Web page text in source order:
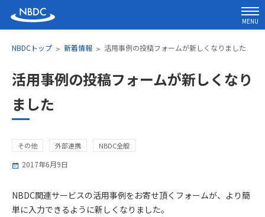
MENU
NBDCトップ 新着情報 活用事例の投稿フォームが新しくなりました
活用事例の投稿フォームが新しくなり
ました
その他 外部連携 NBDC全般
2017年6月9日
NBDC関連サービスの活用事例をお寄せ頂くフォームが、より簡
単に入力できるように新しくなりました。